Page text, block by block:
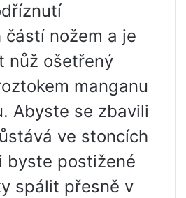
nožem a je
nůž ošetřený
manganu
Abyste se zbavili
ve stoncích
byste postižené
spálit přesně v